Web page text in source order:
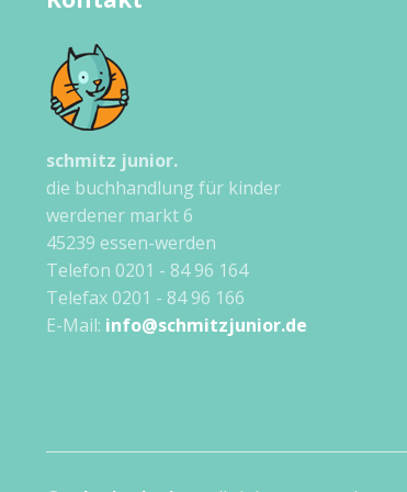
schmitz junior.
die buchhandlung für kinder
werdener markt 6
45239 essen-werden
Telefon 0201 - 84 96 164
Telefax 0201 - 84 96 166
E-Mail: info@schmitzjunior.de